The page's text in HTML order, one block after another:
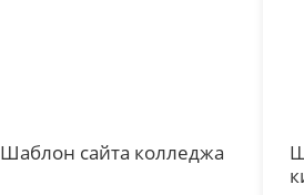
Шаблон сайта колледжа